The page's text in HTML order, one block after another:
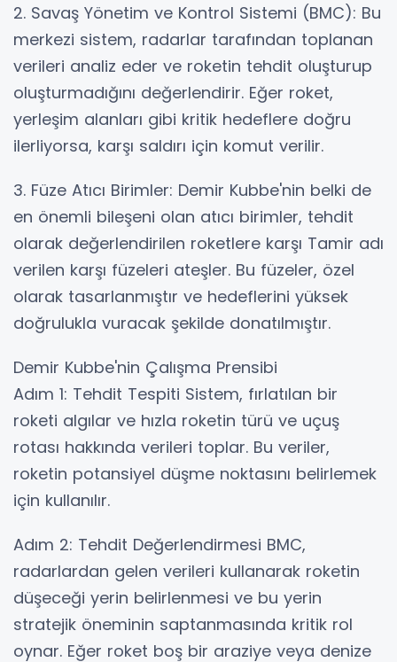
2. Savaş Yönetim ve Kontrol Sistemi (BMC): Bu
merkezi sistem, radarlar tarafından toplanan
verileri analiz eder ve roketin tehdit oluşturup
oluşturmadığını değerlendirir. Eğer roket,
yerleşim alanları gibi kritik hedeflere doğru
ilerliyorsa, karşı saldırı için komut verilir.
3. Füze Atıcı Birimler: Demir Kubbe'nin belki de
en önemli bileşeni olan atıcı birimler, tehdit
olarak değerlendirilen roketlere karşı Tamir adı
verilen karşı füzeleri ateşler. Bu füzeler, özel
olarak tasarlanmıştır ve hedeflerini yüksek
doğrulukla vuracak şekilde donatılmıştır.
Demir Kubbe'nin Çalışma Prensibi
Adım 1: Tehdit Tespiti Sistem, fırlatılan bir
roketi algılar ve hızla roketin türü ve uçuş
rotası hakkında verileri toplar. Bu veriler,
roketin potansiyel düşme noktasını belirlemek
için kullanılır.
Adım 2: Tehdit Değerlendirmesi BMC,
radarlardan gelen verileri kullanarak roketin
düşeceği yerin belirlenmesi ve bu yerin
stratejik öneminin saptanmasında kritik rol
oynar. Eğer roket boş bir araziye veya denize